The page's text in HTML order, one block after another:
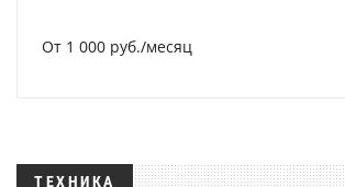
От 1 000 руб./месяц
ТЕХНИКА